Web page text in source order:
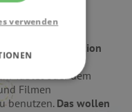
heutige Generation
verbringen
Tablet oder dem
Filmen
benutzen.Das wollen
verwenden